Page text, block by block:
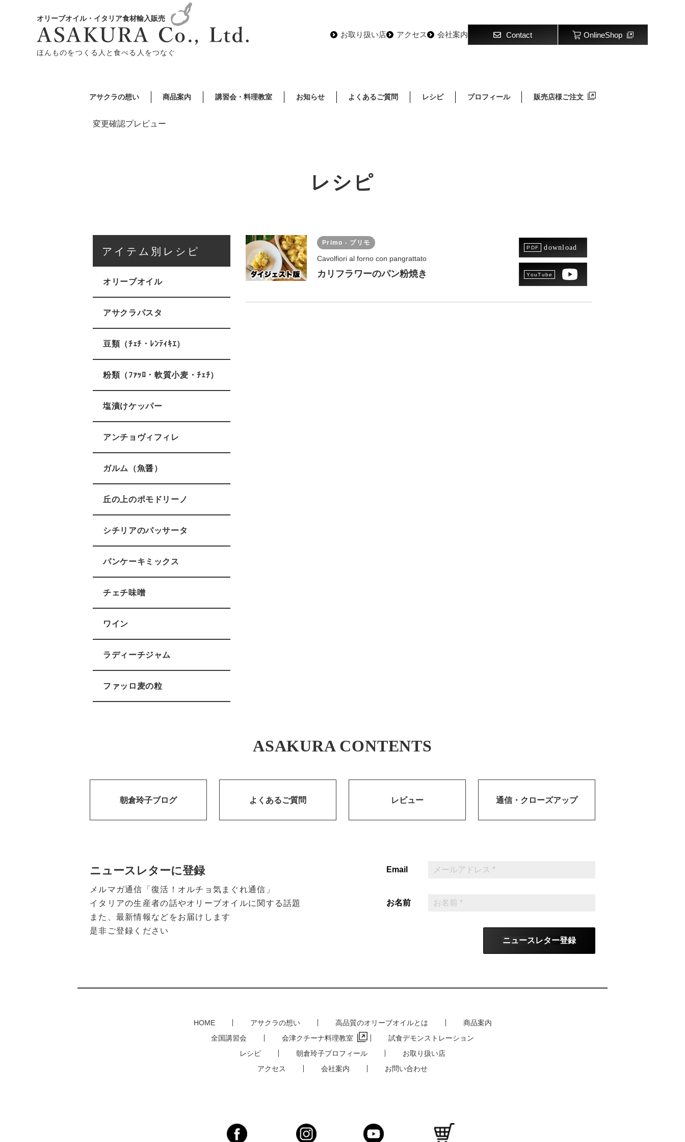
オリーブオイル・イタリア食材輸入販売
お取り扱い店 アクセス 会社案内 Contact OnlineShop
ほんものをつくる人と食べる人をつなぐ
アサクラの想い 商品案内 講習会・料理教室 お知らせ よくあるご質問 レシピ プロフィール 販売店様ご注文
変更確認プレビュー
レシピ
Primo - プリモ
Cavolfiori al forno con pangrattato
カリフラワーのパン粉焼き
download
アイテム別レシピ
オリーブオイル
アサクラパスタ
豆類（ﾁｪﾁ・ﾚﾝﾃｨｷｴ）
粉類（ﾌｧｯﾛ・軟質小麦・ﾁｪﾁ）
塩漬けケッパー
アンチョヴィフィレ
ガルム（魚醤）
丘の上のポモドリーノ
シチリアのパッサータ
パンケーキミックス
チェチ味噌
ワイン
ラディーチジャム
ファッロ麦の粒
ASAKURA CONTENTS
朝倉玲子ブログ よくあるご質問 レビュー 通信・ クローズアップ
ニュースレターに登録
メルマガ通信「復活！オルチョ気まぐれ通信」
イタリアの生産者の話やオリーブオイルに関する話題
また、最新情報などをお届けします
是非ご登録ください
Email
お名前
ニュースレター登録
HOME アサクラの想い 高品質のオリーブオイルとは
商品案内
全国講習会
会津クチーナ料理教室
試食デモンストレーション
レシピ
朝倉玲子プロフィール
お取り扱い店
アクセス
会社案内 お問い合わせ